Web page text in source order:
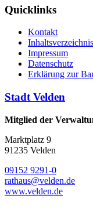
Quicklinks
Kontakt
Inhaltsverzeichnis
Impressum
Datenschutz
Erklärung zur
Stadt Velden
Mitglied der
Marktplatz 9
91235 Velden
09152 9291-0
rathaus@velden.de
www.velden.de